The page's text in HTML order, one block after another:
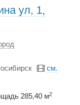
ул, 1,
см.
285,40 м2